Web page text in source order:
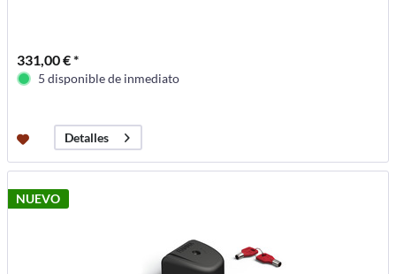
331,00 € *
5 disponible de inmediato
Detalles
NUEVO